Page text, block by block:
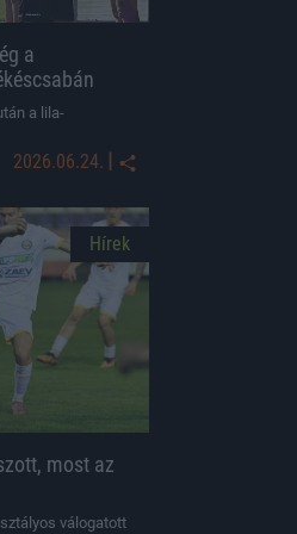
a
a lila-
2026.06.24. |
Hírek
most az
válogatott